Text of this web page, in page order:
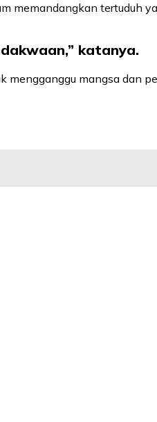
memandangkan tertuduh
katanya.
mangsa dan